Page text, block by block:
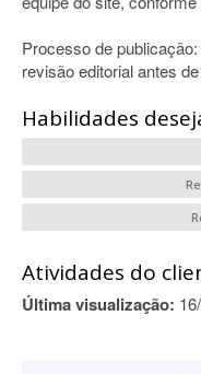
Processo de
revisão editorial antes
Habilidades
Atividades do
Última visualização: